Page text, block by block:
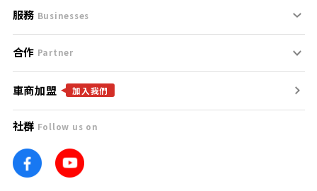
服務條款
免責聲明
隱私權政策
團隊
車訊網
支援中心
聯絡我們
服務 Businesses
什麼是Goo鑑定？
找好車
找好店
找海外車
合作 Partner
合作夥伴
廣告合作
車商加盟 加入我們
社群 Follow us on